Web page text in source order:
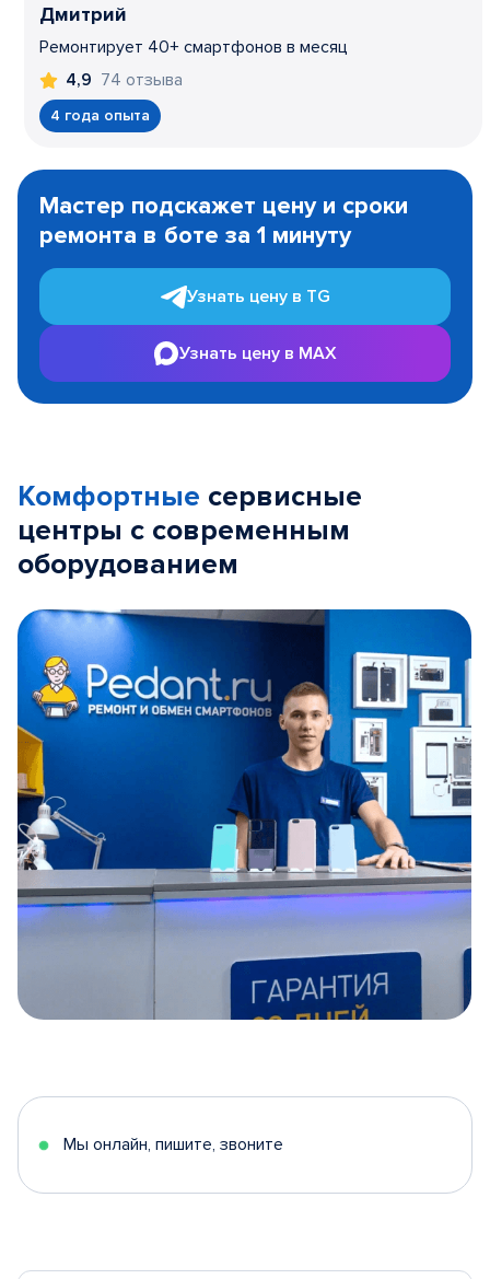
Дмитрий
Ремонтирует 40+ смартфонов в месяц
4,9 74 отзыва
4 года опыта
1
Мастер подскажет цену и сроки
ремонта в боте за 1 минуту
Узнать цену в TG
Узнать цену в MAX
Комфортные сервисные
центры с современным
оборудованием
5
Мы онлайн, пишите, звоните